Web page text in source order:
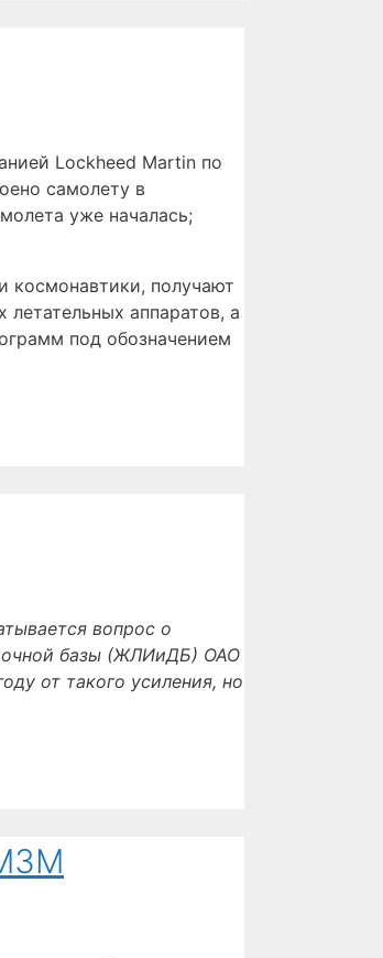
Lockheed Martin по
самолету в
уже началась;
космонавтики, получают
аппаратов, а
под обозначением
вопрос о
базы (ЖЛИиДБ) ОАО
от такого усиления, но